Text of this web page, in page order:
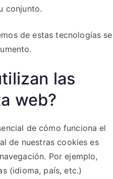
conjunto.
de estas tecnologías se
las
web?
de cómo funciona el
de nuestras cookies es
Por ejemplo,
(idioma, país, etc.)